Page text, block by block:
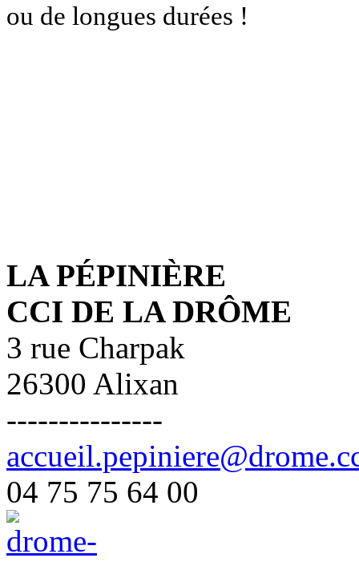
ou de longues durées !
LA PÉPINIÈRE
CCI DE LA DRÔME
3 rue Charpak
26300 Alixan
---------------
04 75 75 64 00